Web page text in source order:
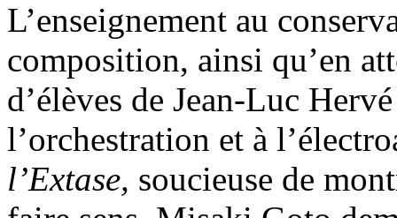
L’enseignement au
composition, ainsi qu’en
d’élèves de Jean-Luc
l’orchestration et à
l’Extase, soucieuse de